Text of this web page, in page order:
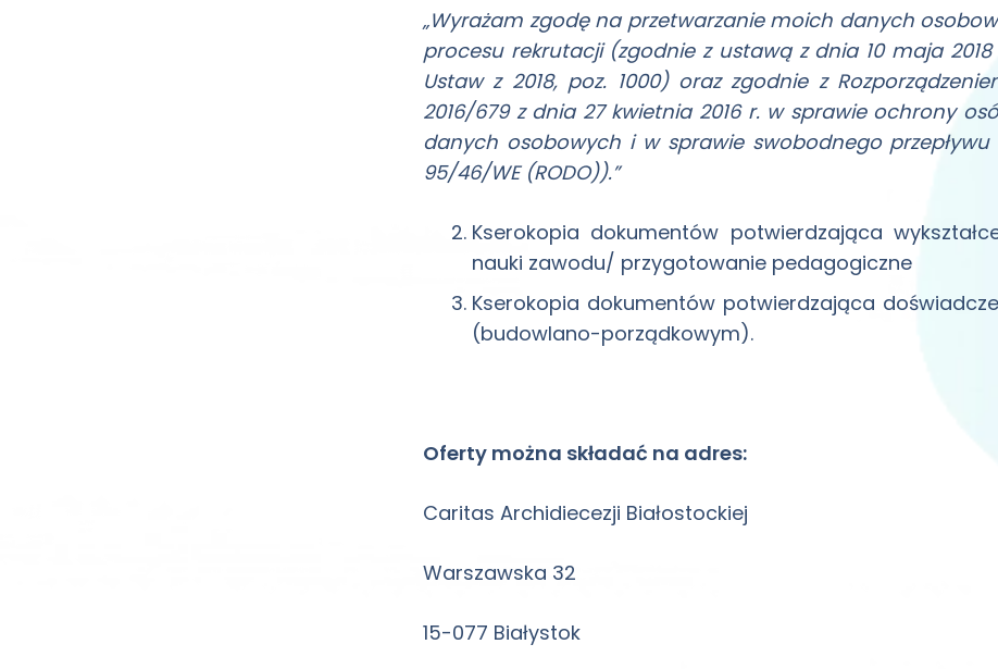
„Wyrażam zgodę na przetwarzanie moich danych
procesu rekrutacji (zgodnie z ustawą z dnia 10 maja
Ustaw z 2018, poz. 1000) oraz zgodnie z
2016/679 z dnia 27 kwietnia 2016 r. w sprawie ochrony
danych osobowych i w sprawie swobodnego
95/46/WE (RODO)).”
Kserokopia dokumentów potwierdzająca
nauki zawodu/ przygotowanie pedagogiczne
Kserokopia dokumentów potwierdzająca
(budowlano-porządkowym).
Oferty można składać na adres:
Caritas Archidiecezji Białostockiej
Warszawska 32
15-077 Białystok